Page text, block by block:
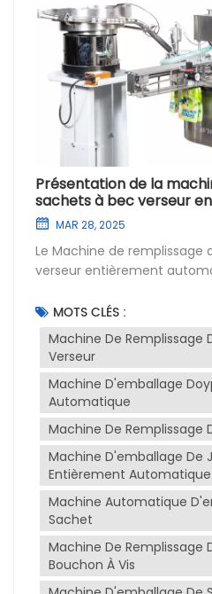
Présentation de la
sachets à bec verseur
automatique
MAR 28, 2025
Le Machine de remplissage
verseur entièrement
l'emballage, notamment
scellage de produits
verseur. Cette machine
divers secteurs,
pharmacie et les
polyvalence et son
machineL'objectif principal
sachets à bec verseur est
remplissage et la
ainsi leur utilisation et leur
pour traiter une grande
consistance fine à épaisse,
sauces, etc. Elle garantit
hygiénique, précis et
travail manuel et
MOTS CLÉS :
Machine De Remplissage
Verseur
Machine D'emballage
Automatique
Machine De Remplissage
Machine D'emballage De
Entièrement Automatique
Machine Automatique
Sachet
Machine De Remplissage
Bouchon À Vis